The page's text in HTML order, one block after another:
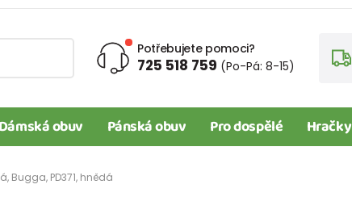
Potřebujete pomoci?
725 518 759 (Po-Pá: 8-15)
Dámská obuv Pánská obuv Pro dospělé Hračky
Bugga, PD371, hnědá